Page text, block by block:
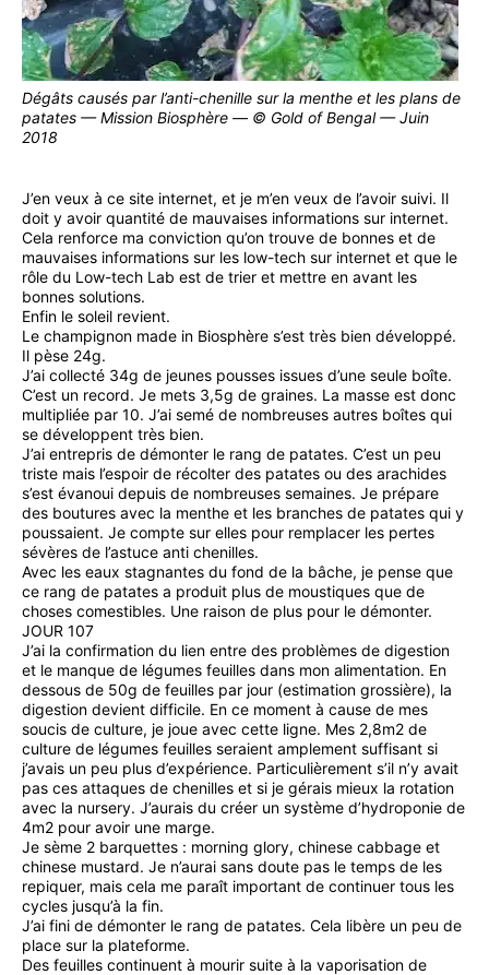
Dégâts causés par l’anti-chenille sur la menthe et les plans de
patates — Mission Biosphère — © Gold of Bengal — Juin
2018
J’en veux à ce site internet, et je m’en veux de l’avoir suivi. Il
doit y avoir quantité de mauvaises informations sur internet.
Cela renforce ma conviction qu’on trouve de bonnes et de
mauvaises informations sur les low-tech sur internet et que le
rôle du Low-tech Lab est de trier et mettre en avant les
bonnes solutions.
Enfin le soleil revient.
Le champignon made in Biosphère s’est très bien développé.
Il pèse 24g.
J’ai collecté 34g de jeunes pousses issues d’une seule boîte.
C’est un record. Je mets 3,5g de graines. La masse est donc
multipliée par 10. J’ai semé de nombreuses autres boîtes qui
se développent très bien.
J’ai entrepris de démonter le rang de patates. C’est un peu
triste mais l’espoir de récolter des patates ou des arachides
s’est évanoui depuis de nombreuses semaines. Je prépare
des boutures avec la menthe et les branches de patates qui y
poussaient. Je compte sur elles pour remplacer les pertes
sévères de l’astuce anti chenilles.
Avec les eaux stagnantes du fond de la bâche, je pense que
ce rang de patates a produit plus de moustiques que de
choses comestibles. Une raison de plus pour le démonter.
JOUR 107
J’ai la confirmation du lien entre des problèmes de digestion
et le manque de légumes feuilles dans mon alimentation. En
dessous de 50g de feuilles par jour (estimation grossière), la
digestion devient difficile. En ce moment à cause de mes
soucis de culture, je joue avec cette ligne. Mes 2,8m2 de
culture de légumes feuilles seraient amplement suffisant si
j’avais un peu plus d’expérience. Particulièrement s’il n’y avait
pas ces attaques de chenilles et si je gérais mieux la rotation
avec la nursery. J’aurais du créer un système d’hydroponie de
4m2 pour avoir une marge.
Je sème 2 barquettes : morning glory, chinese cabbage et
chinese mustard. Je n’aurai sans doute pas le temps de les
repiquer, mais cela me paraît important de continuer tous les
cycles jusqu’à la fin.
J’ai fini de démonter le rang de patates. Cela libère un peu de
place sur la plateforme.
Des feuilles continuent à mourir suite à la vaporisation de